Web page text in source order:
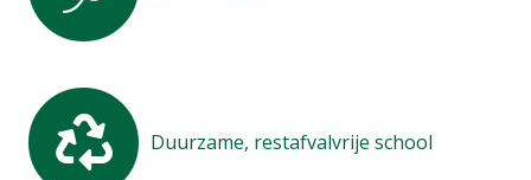
Duurzame, restafvalvrije school